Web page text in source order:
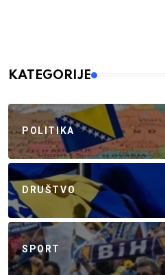
KATEGORIJE
POLITIKA
DRUŠTVO
SPORT